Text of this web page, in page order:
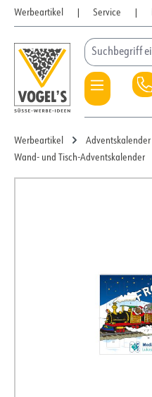
Zum Hauptinhalt springen
Werbeartikel Service
Werbeartikel
Adventskalender
Wand- und Tisch-Adventskalender